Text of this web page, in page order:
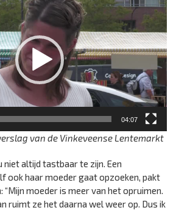
04:07
van de Vinkeveense Lentemarkt
niet altijd tastbaar te zijn. Een
ook haar moeder gaat opzoeken, pakt
“Mijn moeder is meer van het opruimen.
ruimt ze het daarna wel weer op. Dus ik